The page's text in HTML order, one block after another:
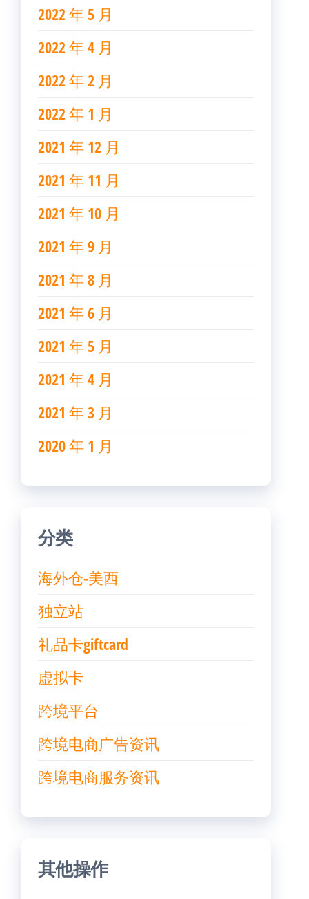
2022 年 5 月
2022 年 4 月
2022 年 2 月
2022 年 1 月
2021 年 12 月
2021 年 11 月
2021 年 10 月
2021 年 9 月
2021 年 8 月
2021 年 6 月
2021 年 5 月
2021 年 4 月
2021 年 3 月
2020 年 1 月
分类
海外仓-美西
独立站
礼品卡giftcard
虚拟卡
跨境平台
跨境电商广告资讯
跨境电商服务资讯
其他操作